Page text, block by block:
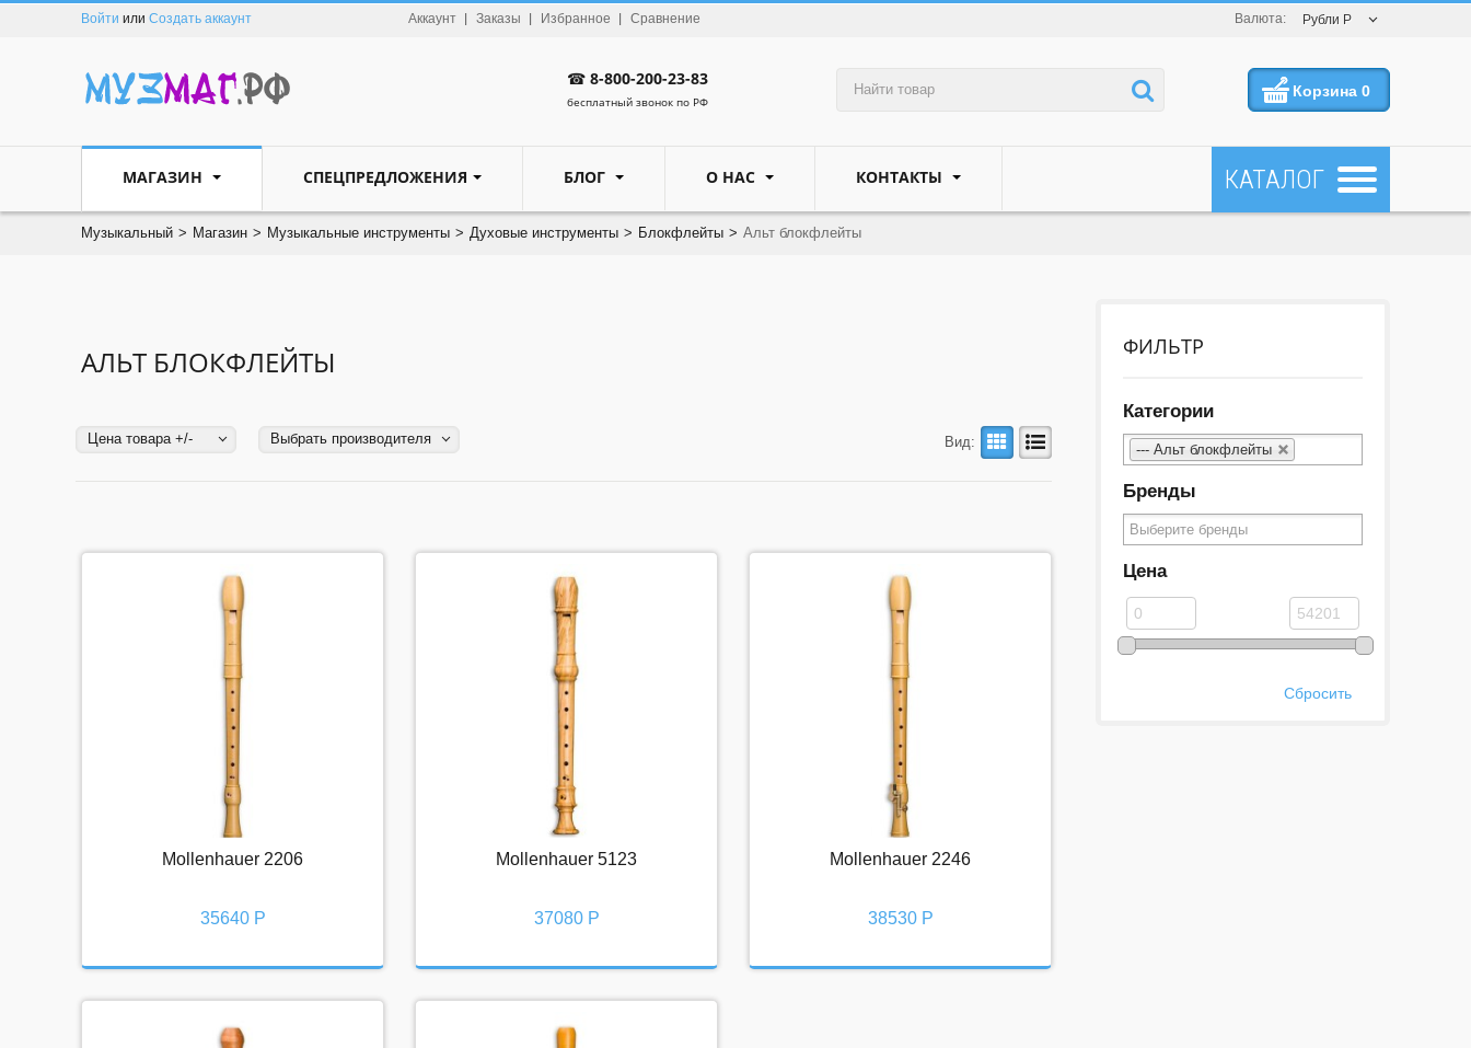
Войти или Создать аккаунт Аккаунт Заказы Избранное Сравнение Валюта: Рубли Р
☎ 8-800-200-23-83
бесплатный звонок по РФ
Корзина 0
МАГАЗИН СПЕЦПРЕДЛОЖЕНИЯ БЛОГ О НАС КОНТАКТЫ
Музыкальный > Магазин > Музыкальные инструменты > Духовые инструменты > Блокфлейты > Альт блокфлейты
АЛЬТ БЛОКФЛЕЙТЫ
Вид:
Цена товара +/- Выбрать производителя
Mollenhauer 2206
35640 Р
Mollenhauer 2206 Mollenhauer 5123
37080 Р
Mollenhauer 5123 Mollenhauer 2246
38530 Р
Mollenhauer 2246
ФИЛЬТР
Категории
--- Альт блокфлейты
Бренды
Цена
Сбросить